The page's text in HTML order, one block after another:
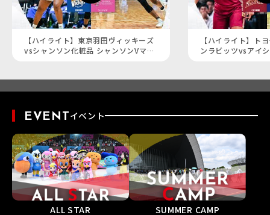
【ハイライト】東京羽田ヴィッキーズ
vsシャンソン化粧品 シャンソンVマジ
【ハイライト】ト
ンラビッツvsアイ
EVENTイベント
ALL STAR SUMMER CAMP